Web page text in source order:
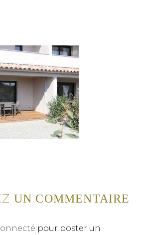
UN COMMENTAIRE
pour poster un